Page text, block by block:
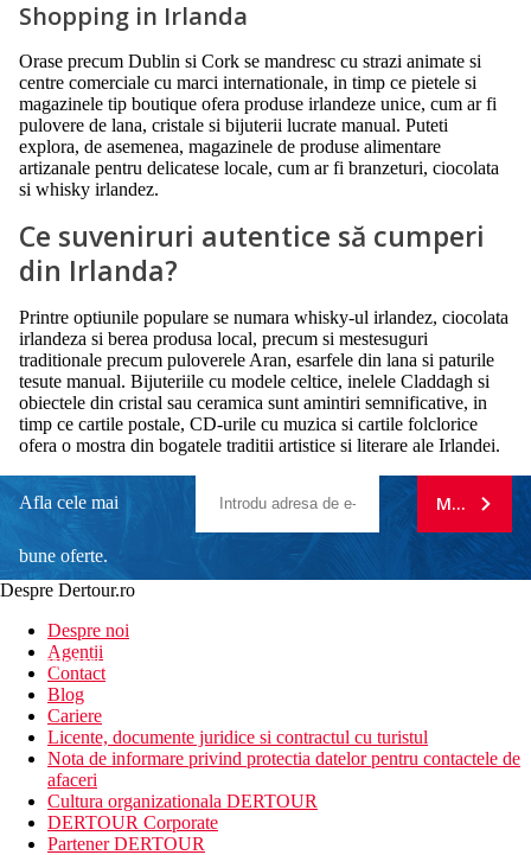
Shopping in Irlanda
Orase precum Dublin si Cork se mandresc cu strazi animate si
centre comerciale cu marci internationale, in timp ce pietele si
magazinele tip boutique ofera produse irlandeze unice, cum ar fi
pulovere de lana, cristale si bijuterii lucrate manual. Puteti
explora, de asemenea, magazinele de produse alimentare
artizanale pentru delicatese locale, cum ar fi branzeturi, ciocolata
si whisky irlandez.
Ce suveniruri autentice să cumperi
din Irlanda?
Printre optiunile populare se numara whisky-ul irlandez, ciocolata
irlandeza si berea produsa local, precum si mestesuguri
traditionale precum puloverele Aran, esarfele din lana si paturile
tesute manual. Bijuteriile cu modele celtice, inelele Claddagh si
obiectele din cristal sau ceramica sunt amintiri semnificative, in
timp ce cartile postale, CD-urile cu muzica si cartile folclorice
ofera o mostra din bogatele traditii artistice si literare ale Irlandei.
Afla cele mai
bune oferte.
newsletter!
MA
Despre Dertour.ro
Despre noi
Agentii
Contact
Blog
Cariere
Licente, documente juridice si contractul cu turistul
Nota de informare privind protectia datelor pentru contactele de
afaceri
Cultura organizationala DERTOUR
DERTOUR Corporate
Partener DERTOUR